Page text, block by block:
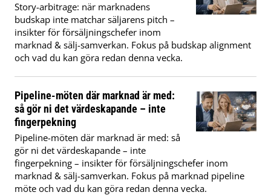
Story-arbitrage: när marknadens
budskap inte matchar säljarens pitch –
insikter för försäljningschefer inom
marknad & sälj-samverkan. Fokus på budskap alignment
och vad du kan göra redan denna vecka.
Pipeline-möten där marknad är med:
så gör ni det värdeskapande – inte
fingerpekning
Pipeline-möten där marknad är med: så
gör ni det värdeskapande – inte
fingerpekning – insikter för försäljningschefer inom
marknad & sälj-samverkan. Fokus på marknad pipeline
möte och vad du kan göra redan denna vecka.